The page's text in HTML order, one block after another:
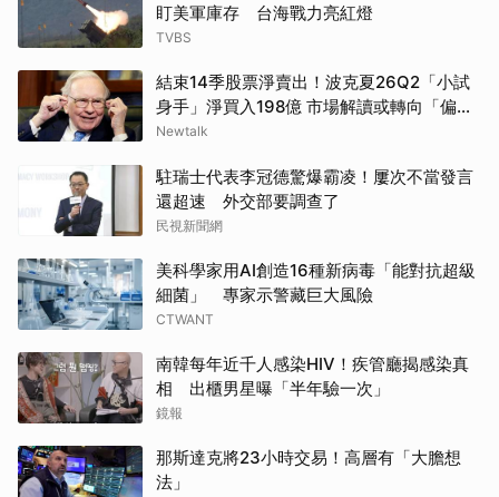
盯美軍庫存 台海戰力亮紅燈
TVBS
結束14季股票淨賣出！波克夏26Q2「小試
身手」淨買入198億 市場解讀或轉向「偏
多」
Newtalk
駐瑞士代表李冠德驚爆霸凌！屢次不當發言
還超速 外交部要調查了
民視新聞網
美科學家用AI創造16種新病毒「能對抗超級
細菌」 專家示警藏巨大風險
CTWANT
南韓每年近千人感染HIV！疾管廳揭感染真
相 出櫃男星曝「半年驗一次」
鏡報
那斯達克將23小時交易！高層有「大膽想
法」